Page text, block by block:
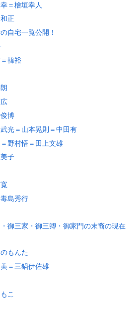
＝檜垣幸人
正
自宅一覧公開！
韓裕
博
光＝山本晃則＝中田有
野村悟＝田上文雄
子
島秀行
・御三家・御三卿・御家門の末裔の現在
もんた
＝三鍋伊佐雄
こ